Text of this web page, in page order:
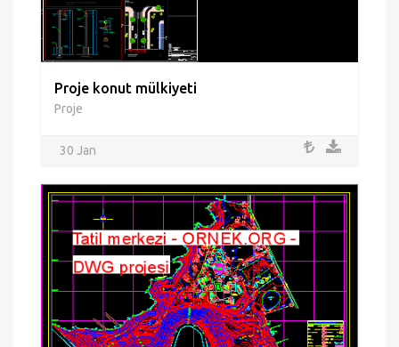
Proje konut mülkiyeti
Proje
30 Jan